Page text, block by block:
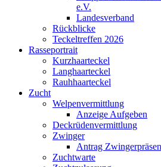
e.V.
Landesverband
Rückblicke
Teckeltreffen 2026
Rasseportrait
Kurzhaarteckel
Langhaarteckel
Rauhhaarteckel
Zucht
Welpenvermittlung
Anzeige Aufgeben
Deckrüdenvermittlung
Zwinger
Antrag
Zuchtwarte